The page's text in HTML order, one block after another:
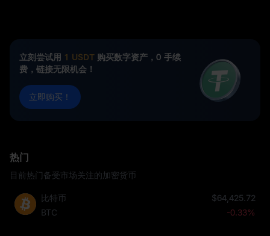
立刻尝试用 1 USDT 购买数字资产，0 手续
费，链接无限机会！
立即购买！
热门
目前热门备受市场关注的加密货币
比特币
BTC
$64,425.72
-0.33%